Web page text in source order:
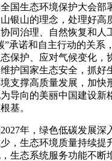
国生态环境保护大会部
银山的理念，处理好高
同治理、自然恢复和人
”承诺和自主行动的关系
保护、应对气候变化，
护国家生态安全，抓好
支撑高质量发展，加快
导向的美丽中国建设新
基。
年，绿色低碳发展深
，生态环境质量持续提
生态系统服务功能不断